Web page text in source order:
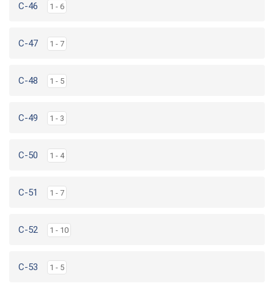
C-46 1 - 6
C-47 1 - 7
C-48 1 - 5
C-49 1 - 3
C-50 1 - 4
C-51 1 - 7
C-52 1 - 10
C-53 1 - 5